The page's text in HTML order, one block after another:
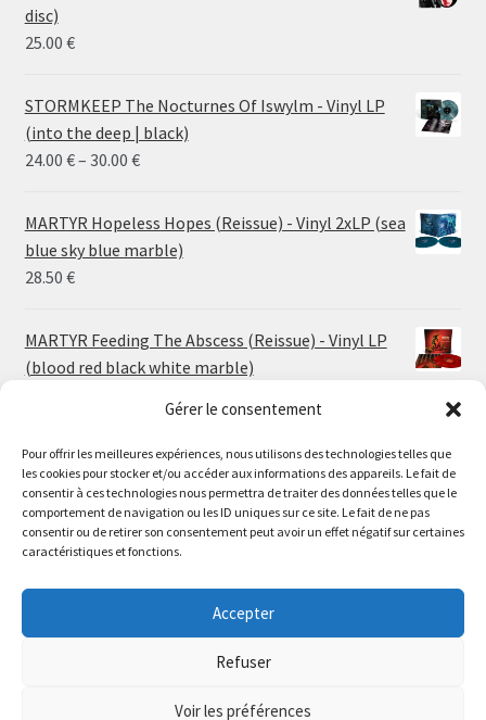
Gérer le consentement
Pour offrir les meilleures expériences, nous utilisons des technologies telles que
les cookies pour stocker et/ou accéder aux informations des appareils. Le fait de
consentir à ces technologies nous permettra de traiter des données telles que le
comportement de navigation ou les ID uniques sur ce site. Le fait de ne pas
consentir ou de retirer son consentement peut avoir un effet négatif sur certaines
caractéristiques et fonctions.
Accepter
Refuser
Voir les préférences
Le magasin de Lyon sera fermé du 30 juillet au 17 août
inclus. Les commandes seront expédiées à partir du 18
The physical record shop will be closed from july 30th to
august 17th included. Online orders will start shipping on
august 18th.
disc)
25.00 €
STORMKEEP The Nocturnes Of Iswylm - Vinyl LP
(into the deep | black)
24.00 €– 30.00 €Price
24.00 €
through
30.00 €
MARTYR Hopeless Hopes (Reissue) - Vinyl 2xLP (sea
blue sky blue marble)
28.50 €
MARTYR Feeding The Abscess (Reissue) - Vinyl LP
(blood red black white marble)
MARTYR Warp Zone (Reissue) - Vinyl LP (swamp
green orange marble)
23.00€